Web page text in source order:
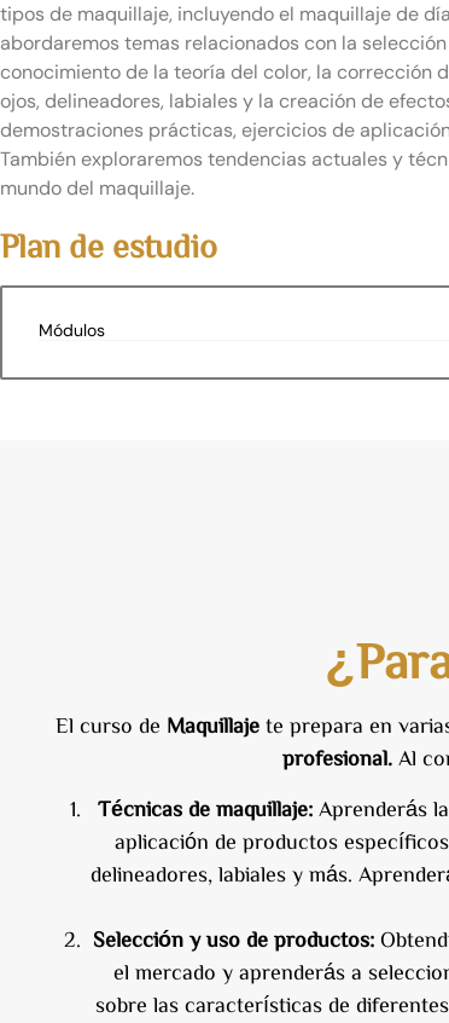
tipos de maquillaje, incluyendo el maquillaje de
abordaremos temas relacionados con la
conocimiento de la teoría del color, la corrección
ojos, delineadores, labiales y la creación de
demostraciones prácticas, ejercicios de
También exploraremos tendencias actuales y
mundo del maquillaje.
Plan de estudio
Módulos
El curso de Maquillaje te prepara en
profesional. Al
Técnicas de maquillaje: Aprenderás
aplicación de productos
delineadores, labiales y más.
Selección y uso de productos:
el mercado y aprenderás a
sobre las características de